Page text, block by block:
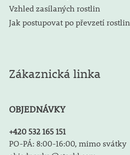
Vzhled zasílaných rostlin
Jak postupovat po převzetí rostlin
Zákaznická linka
OBJEDNÁVKY
+420 532 165 151
PO-PÁ: 8:00-16:00, mimo svátky